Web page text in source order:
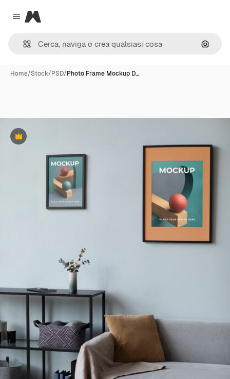
Close menu
Magnific
Cerca
Home/Stock/PSD/Photo Frame Mockup D…
Premium